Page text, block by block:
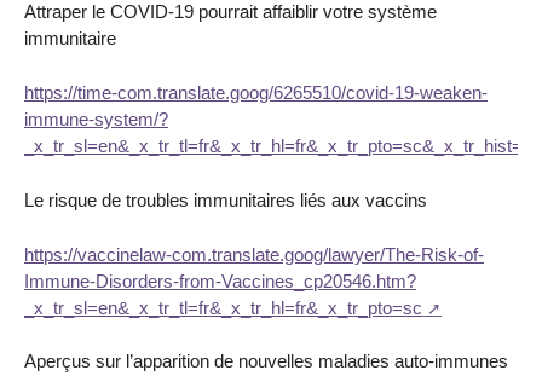
Attraper le COVID-19 pourrait affaiblir votre système
immunitaire
https://time-com.translate.goog/6265510/covid-19-weaken-
immune-system/?
Le risque de troubles immunitaires liés aux vaccins
https://vaccinelaw-com.translate.goog/lawyer/The-Risk-of-
Immune-Disorders-from-Vaccines_cp20546.htm?
_x_tr_sl=en&_x_tr_tl=fr&_x_tr_hl=fr&_x_tr_pto=sc
Aperçus sur l’apparition de nouvelles maladies auto-immunes